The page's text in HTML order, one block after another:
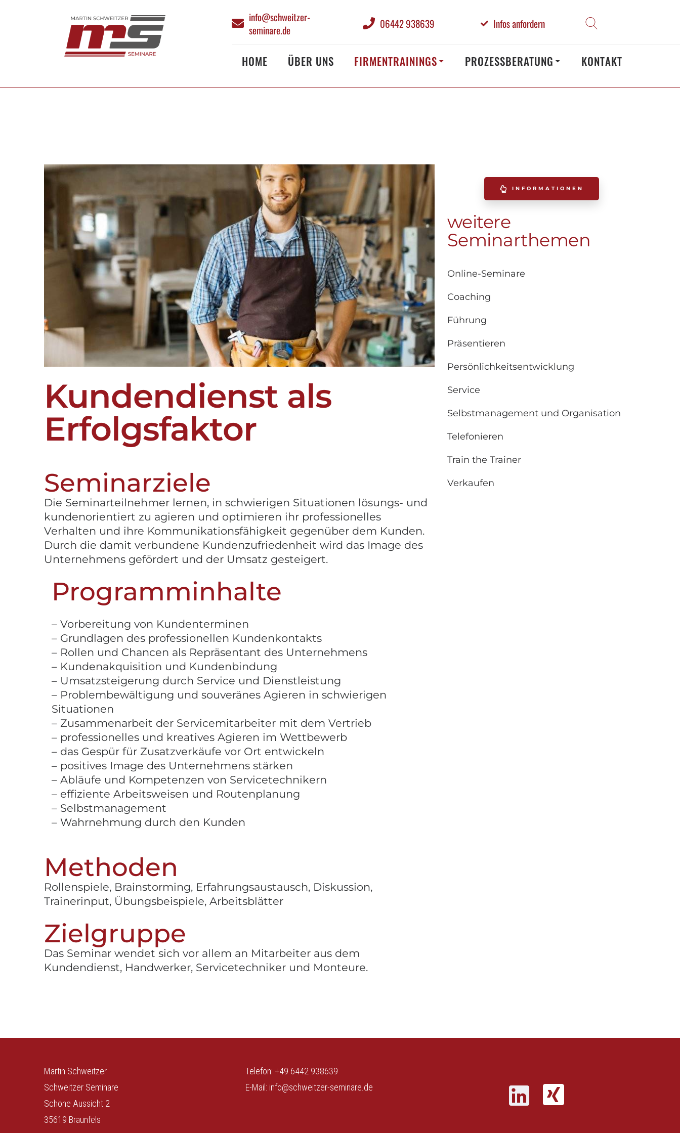
info@schweitzer-
seminare.de
06442 938639 Infos anfordern
HOME ÜBER UNS FIRMENTRAININGS PROZESSBERATUNG KONTAKT
Kundendienst als
Erfolgsfaktor
Seminarziele
Die Seminarteilnehmer lernen, in schwierigen Situationen lösungs- und
kundenorientiert zu agieren und optimieren ihr professionelles
Verhalten und ihre Kommunikationsfähigkeit gegenüber dem Kunden.
Durch die damit verbundene Kundenzufriedenheit wird das Image des
Unternehmens gefördert und der Umsatz gesteigert.
Programminhalte
– Vorbereitung von Kundenterminen
– Grundlagen des professionellen Kundenkontakts
– Rollen und Chancen als Repräsentant des Unternehmens
– Kundenakquisition und Kundenbindung
– Umsatzsteigerung durch Service und Dienstleistung
– Problembewältigung und souveränes Agieren in schwierigen
Situationen
– Zusammenarbeit der Servicemitarbeiter mit dem Vertrieb
– professionelles und kreatives Agieren im Wettbewerb
– das Gespür für Zusatzverkäufe vor Ort entwickeln
– positives Image des Unternehmens stärken
– Abläufe und Kompetenzen von Servicetechnikern
– effiziente Arbeitsweisen und Routenplanung
– Selbstmanagement
– Wahrnehmung durch den Kunden
Methoden
Rollenspiele, Brainstorming, Erfahrungsaustausch, Diskussion,
Trainerinput, Übungsbeispiele, Arbeitsblätter
Zielgruppe
Das Seminar wendet sich vor allem an Mitarbeiter aus dem
Kundendienst, Handwerker, Servicetechniker und Monteure.
INFORMATIONEN
weitere
Seminarthemen
Online-Seminare
Coaching
Führung
Präsentieren
Persönlichkeitsentwicklung
Service
Selbstmanagement und Organisation
Telefonieren
Train the Trainer
Verkaufen
Martin Schweitzer
Schweitzer Seminare
Schöne Aussicht 2
35619 Braunfels
Telefon: +49 6442 938639
E-Mail: info@schweitzer-seminare.de